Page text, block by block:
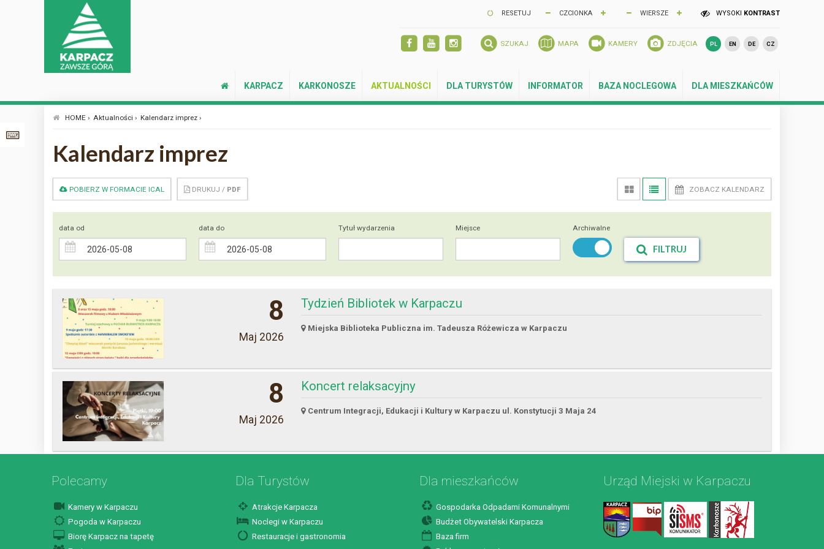
RESETUJ CZCIONKA WIERSZE WYSOKI KONTRAST
SZUKAJ MAPA KAMERY ZDJĘCIA PL EN DE CZ
KARPACZ KARKONOSZE AKTUALNOŚCI DLA TURYSTÓW INFORMATOR BAZA NOCLEGOWA DLA MIESZKAŃCÓW
HOME › Aktualności › Kalendarz imprez ›
Kalendarz imprez
POBIERZ W FORMACIE ICAL DRUKUJ / PDF ZOBACZ KALENDARZ
data od data do Tytuł wydarzenia Miejsce Archiwalne
FILTRUJ
8
Maj 2026
Tydzień Bibliotek w Karpaczu
Miejska Biblioteka Publiczna im. Tadeusza Różewicza w Karpaczu
8
Maj 2026
Koncert relaksacyjny
Centrum Integracji, Edukacji i Kultury w Karpaczu ul. Konstytucji 3 Maja 24
Polecamy
Kamery w Karpaczu
Pogoda w Karpaczu
Biorę Karpacz na tapetę
Dla Turystów
Atrakcje Karpacza
Noclegi w Karpaczu
Restauracje i gastronomia
Dla mieszkańców
Gospodarka Odpadami Komunalnymi
Budżet Obywatelski Karpacza
Baza firm
Urząd Miejski w Karpaczu